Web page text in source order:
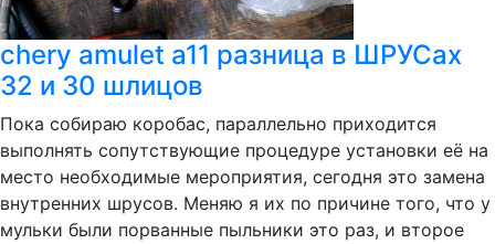
chery amulet a11 разница в ШРУСах
32 и 30 шлицов
Пока собираю коробас, параллельно приходится
выполнять сопутствующие процедуре установки её на
место необходимые мероприятия, сегодня это замена
внутренних шрусов. Меняю я их по причине того, что у
мульки были порванные пыльники это раз, и второе